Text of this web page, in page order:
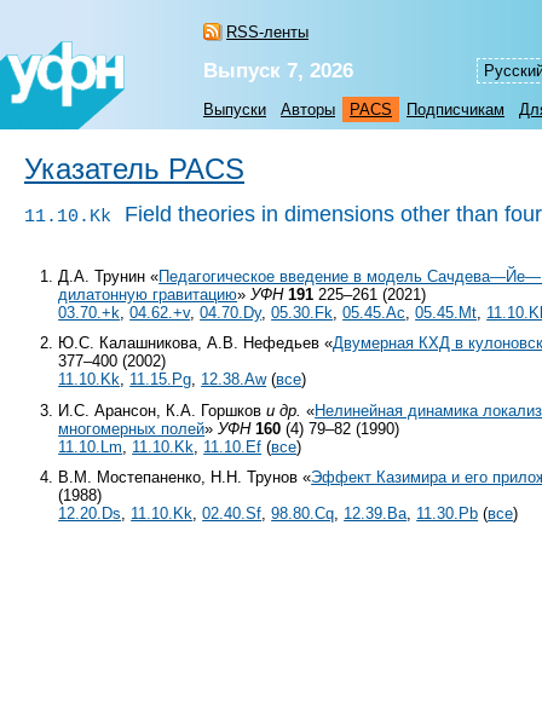
RSS-ленты
Выпуск 7, 2026
Выпуски Авторы PACS Подписчикам
Указатель PACS
11.10.Kk Field theories in dimensions other than four
Д.А. Трунин «Педагогическое введение в модель
дилатонную гравитацию»УФН 191 225–261 (2021)
03.70.+k,04.62.+v,04.70.Dy,05.30.Fk,05.45.Ac,05.45.Mt,
Ю.С. Калашникова, А.В. Нефедьев «Двумерная КХД в
377–400 (2002)
11.10.Kk, 11.15.Pg, 12.38.Aw(все)
И.С. Арансон, К.А. Горшкови др. «Нелинейная динамика
многомерных полей»УФН 160 (4) 79–82 (1990)
11.10.Lm
11.10.Kk 11.10.Ef (все)
В.М. Мостепаненко, Н.Н. Трунов «Эффект Казимира и его
(1988)
12.20.Ds
11.10.Kk ,02.40.Sf ,98.80.Cq 12.39.Ba 11.30.Pb (все)